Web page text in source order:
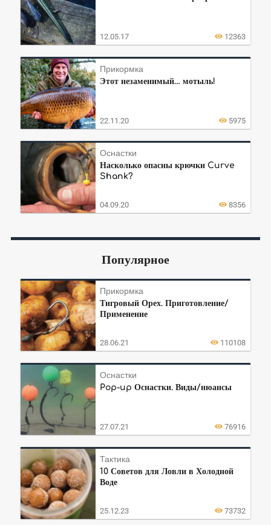
12.05.17 12363
Прикормка
Этот незаменимый… мотыль!
22.11.20 5975
Оснастки
Насколько опасны крючки Curve
Shank?
04.09.20 8356
Популярное
Прикормка
Тигровый Орех. Приготовление/
Применение
28.06.21 110108
Оснастки
Pop-up Оснастки. Виды/нюансы
27.07.21 76916
Тактика
10 Советов для Ловли в Холодной
Воде
25.12.23 73732